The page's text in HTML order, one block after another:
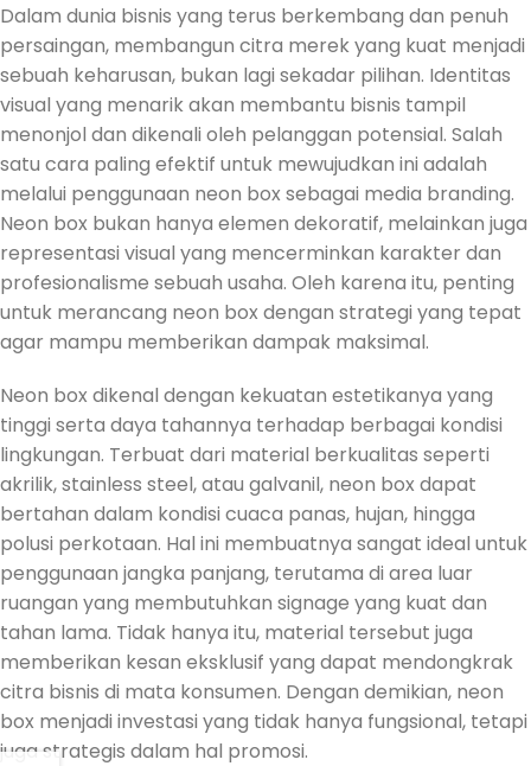
Dalam dunia bisnis yang terus berkembang dan penuh
persaingan, membangun citra merek yang kuat menjadi
sebuah keharusan, bukan lagi sekadar pilihan. Identitas
visual yang menarik akan membantu bisnis tampil
menonjol dan dikenali oleh pelanggan potensial. Salah
satu cara paling efektif untuk mewujudkan ini adalah
melalui penggunaan neon box sebagai media branding.
Neon box bukan hanya elemen dekoratif, melainkan juga
representasi visual yang mencerminkan karakter dan
profesionalisme sebuah usaha. Oleh karena itu, penting
untuk merancang neon box dengan strategi yang tepat
agar mampu memberikan dampak maksimal.
Neon box dikenal dengan kekuatan estetikanya yang
tinggi serta daya tahannya terhadap berbagai kondisi
lingkungan. Terbuat dari material berkualitas seperti
akrilik, stainless steel, atau galvanil, neon box dapat
bertahan dalam kondisi cuaca panas, hujan, hingga
polusi perkotaan. Hal ini membuatnya sangat ideal untuk
penggunaan jangka panjang, terutama di area luar
ruangan yang membutuhkan signage yang kuat dan
tahan lama. Tidak hanya itu, material tersebut juga
memberikan kesan eksklusif yang dapat mendongkrak
citra bisnis di mata konsumen. Dengan demikian, neon
box menjadi investasi yang tidak hanya fungsional, tetapi
juga strategis dalam hal promosi.